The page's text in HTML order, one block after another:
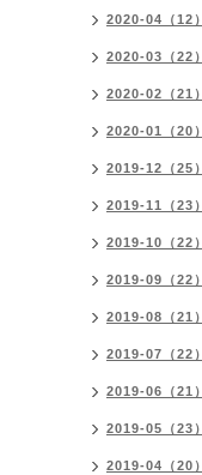
2020-04（12）
2020-03（22）
2020-02（21）
2020-01（20）
2019-12（25）
2019-11（23）
2019-10（22）
2019-09（22）
2019-08（21）
2019-07（22）
2019-06（21）
2019-05（23）
2019-04（20）